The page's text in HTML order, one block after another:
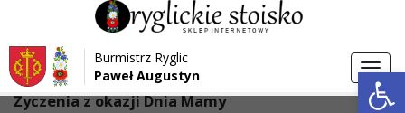
Przejdź do menu
Przejdź do głównej treści strony
Przejdź do stopki strony
Burmistrz Ryglic
Paweł Augustyn
Strona główna > Aktualności
Życzenia z okazji Dnia Mamy